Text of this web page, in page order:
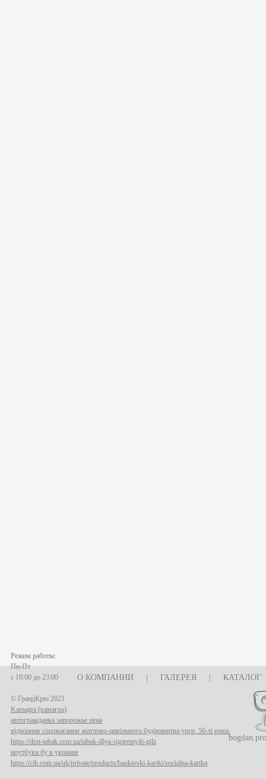
О КОМПАНИИ ГАЛЕРЕЯ КАТАЛОГ
Режим работы:
Пн-Пт
с 10:00 до 23:00
© ГрандКрю 2021
Kamagra (камагра)
автогражданка запорожье цена
відмінник соцзмагання житлово-цивільного будівництва урср. 50-ті роки.
https://don-tabak.com.ua/tabak-dlya-sigaretnyih-gilz
ноутбуки бу в украине
https://cib.com.ua/uk/private/products/bankivski-kartki/socialna-kartka